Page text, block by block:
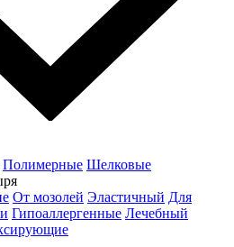
Полимерные Шелковые
От мозолей Эластичный Для
Гипоаллергенные Лечебный